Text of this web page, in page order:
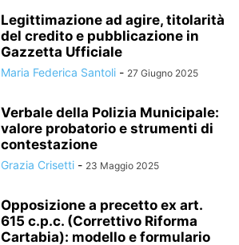
Legittimazione ad agire, titolarità
del credito e pubblicazione in
Gazzetta Ufficiale
Maria Federica Santoli - 27 Giugno 2025
Verbale della Polizia Municipale:
valore probatorio e strumenti di
contestazione
Grazia Crisetti - 23 Maggio 2025
Opposizione a precetto ex art.
615 c.p.c. (Correttivo Riforma
Cartabia): modello e formulario